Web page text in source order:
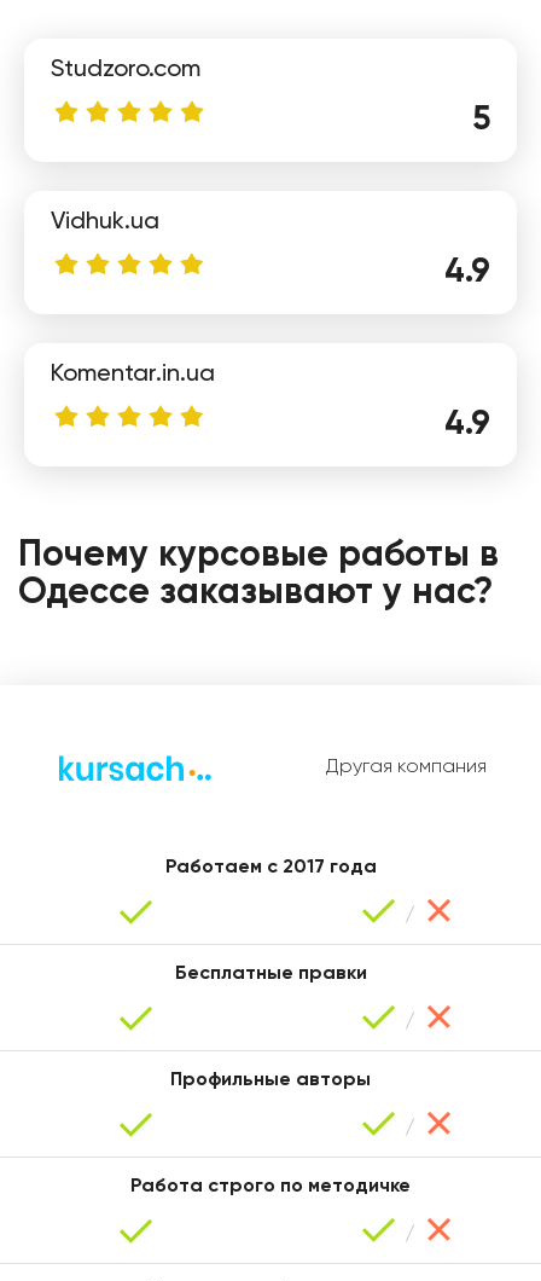
Евгений
Мария
Studzoro.com
5
Vidhuk.ua
4.9
Komentar.in.ua
4.9
Почему курсовые работы в
Одессе заказывают у нас?
Другая компания
Работаем с 2017 года
Бесплатные правки
Профильные авторы
Работа строго по методичке